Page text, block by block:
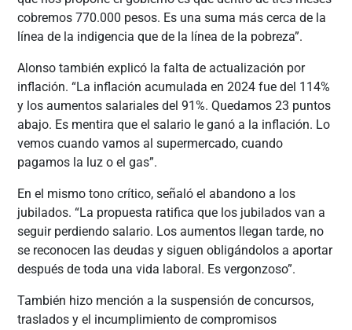
cobremos 770.000 pesos. Es una suma más cerca de la
línea de la indigencia que de la línea de la pobreza”.
Alonso también explicó la falta de actualización por
inflación. “La inflación acumulada en 2024 fue del 114%
y los aumentos salariales del 91%. Quedamos 23 puntos
abajo. Es mentira que el salario le ganó a la inflación. Lo
vemos cuando vamos al supermercado, cuando
pagamos la luz o el gas”.
En el mismo tono crítico, señaló el abandono a los
jubilados. “La propuesta ratifica que los jubilados van a
seguir perdiendo salario. Los aumentos llegan tarde, no
se reconocen las deudas y siguen obligándolos a aportar
después de toda una vida laboral. Es vergonzoso”.
También hizo mención a la suspensión de concursos,
traslados y el incumplimiento de compromisos